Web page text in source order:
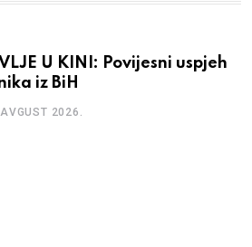
U KINI: Povijesni uspjeh
iz BiH
2026.